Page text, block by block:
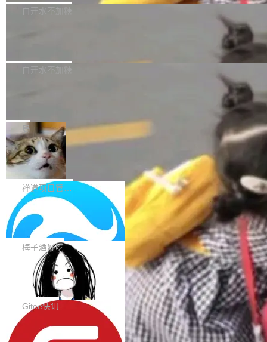
型，33B 参数，负责 768p 音视频生成（开
大幅增强，指令遵循能力大幅增强。在多项基准
模型 API 调用服务，用户无需繁琐环境配置，一
hancements 修复了一个回归问题，该问题导致无法拉取图层中包
含缺少明确父目录条目的目录的图像。moby/moby#53260 修复了
一个回归问题，即CopyToContainer会拒绝遍历绝对符号链接的容
器路径，例如/var/run -> /run。moby/moby#53261 如需查看此版
本中的所有拉取请求和更改，可参阅： docker/cli, 29.7.1 milesto
ne moby/moby, 29.7.1 milestone 更新说明：https://github.com/
白开水不加糖
Ant Design 6.5.3 发布，企业级 UI 设计语言和 React
Ant Design 是阿里巴巴开源的一套企业级 UI 设计语言和 React 组
件库。Ant Design 6.5.3 现已发布，主要更新内容如下： Input 修
复 Input.OTP 使用字符串 mask 时仍采用 type="text" 的问题，并
保留显式 type 配置。#58835 修复 Input.OTP 的 mask 为 true 时
仍显示原始值的问题。#58805 修复 Input.TextArea 调整大小手柄
在触摸设备上显示为小圆点的问题。#58812 Typography 优化 Ty
pography 省略提示在大列表中的渲染性能。#58806 修复 Typogr
aphy...
白开水不加糖
比它便宜的。 Artificial Analysis 更新了 DeepS
eek V4 Flash 0731 的完整评测。一张 Intellige
nce Index vs Cost per Task 的散点图上，13
个模型排成一列，V4 Flash 贴着底部：$0.03
一次任务。 V4 Flash 的 Intelligence Index 得
分 50，在 101 个模型中排第 3。排在它前面
的：Claude Opus 5（61 分）、Claude Fable
5（60 分）、GPT-5.6 Sol（59 分）、Kimi K3
（57 分）、Grok 4...
局
禅道开源版 22.4 发布，内置 DevOps4.
0 正式版，提供从代码提交到交付的全
生命周期的管理能力
大家好， 禅道开源版22.4发布啦！本次发布我们
带来了DevOps4.0系列的首个正式版本。 DevO
ps4.0内置与禅道DevOps专业版同源的代码管理
核心，依托于全自研的GitFox代码托管引擎，我
们提供了从代码提交到交付的全生命周期的管理
能力。同时，我们 对禅道DevOps现有底层代码
进行了革命性的重构，为后续AI辅助编程、智能
代码评审及自动化运维的全面落地夯实了“一体
化”的基座。 新版本将为用户带来更好的使用体
验和更高的工作效率，感谢大家一直以来的支持
和反馈，我们将继续努力提供更优秀的产品和服
务！ 新增功能点 DevOps： 采用自研代码托管
Solon 的 10 种 HTTP 服务器：改一行依赖，换一个引
擎
用 Solon 做线上项目有一阵子了，有个点总让新接触的人觉得意
外：服务器引擎是让你选的。 Solon 内核约 0.3MB，不内置固定
的 HTTP 服务器。HTTP 引擎是一个独立插件。你选一个，或者选
两个，不同环境之间切换，一行应用代码都不用改。 下面快速过一
下 10 种 HTTP 服务器选项，各自适合什么场景，以及怎么切换。
一行依赖替换 在 Solon 里换 HTTP 服务器就是改 pom.xml 里一个
依赖，别的什么都不用动。 <dependency> <groupId>org.noear
</groupId> <artifactId>solon-web</artifac...
梅子酒好吃
BootstrapBlazor v10.9.0 已经发布，B
ootstrap 样式的 Blazor UI 组件库
BootstrapBlazor v10.9.0 已经发布，Bootstrap
样式的 Blazor UI 组件库 此版本更新内容包括：
Release 2026-07-31 V10.9.0 Fixes fix(MultiFi
lter): 增加暗黑主题支持 by @ArgoZhang in htt
Gitee快讯
SolonCode v2026.8.2 已经发布，终端